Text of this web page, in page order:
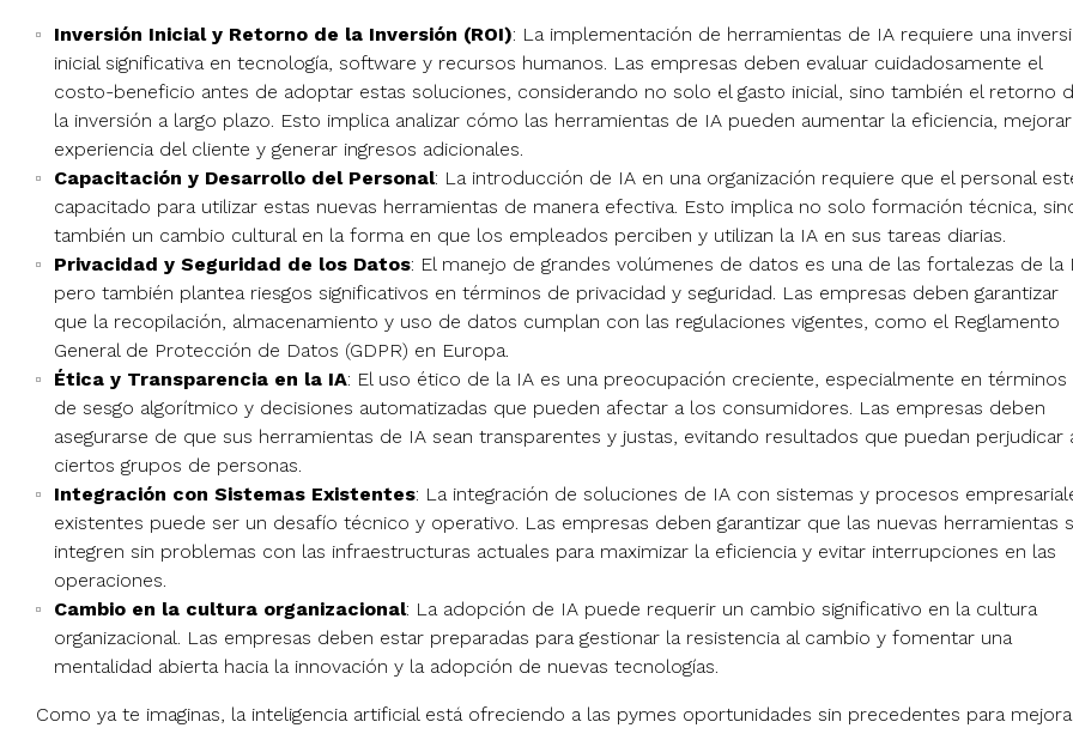
Inversión Inicial y Retorno de la Inversión (ROI): La implementación de herramientas de IA requiere una
inicial significativa en tecnología, software y recursos humanos. Las empresas deben evaluar cuidadosamente el
costo-beneficio antes de adoptar estas soluciones, considerando no solo el gasto inicial, sino también el retorno
la inversión a largo plazo. Esto implica analizar cómo las herramientas de IA pueden aumentar la eficiencia,
experiencia del cliente y generar ingresos adicionales.
Capacitación y Desarrollo del Personal: La introducción de IA en una organización requiere que el personal
capacitado para utilizar estas nuevas herramientas de manera efectiva. Esto implica no solo formación técnica,
también un cambio cultural en la forma en que los empleados perciben y utilizan la IA en sus tareas diarias.
Privacidad y Seguridad de los Datos: El manejo de grandes volúmenes de datos es una de las fortalezas de la
pero también plantea riesgos significativos en términos de privacidad y seguridad. Las empresas deben garantizar
que la recopilación, almacenamiento y uso de datos cumplan con las regulaciones vigentes, como el Reglamento
General de Protección de Datos (GDPR) en Europa.
Ética y Transparencia en la IA: El uso ético de la IA es una preocupación creciente, especialmente en términos
de sesgo algorítmico y decisiones automatizadas que pueden afectar a los consumidores. Las empresas deben
asegurarse de que sus herramientas de IA sean transparentes y justas, evitando resultados que puedan perjudicar
ciertos grupos de personas.
Integración con Sistemas Existentes: La integración de soluciones de IA con sistemas y procesos
existentes puede ser un desafío técnico y operativo. Las empresas deben garantizar que las nuevas herramientas
integren sin problemas con las infraestructuras actuales para maximizar la eficiencia y evitar interrupciones en las
operaciones.
Cambio en la cultura organizacional: La adopción de IA puede requerir un cambio significativo en la cultura
organizacional. Las empresas deben estar preparadas para gestionar la resistencia al cambio y fomentar una
mentalidad abierta hacia la innovación y la adopción de nuevas tecnologías.
Como ya te imaginas, la inteligencia artificial está ofreciendo a las pymes oportunidades sin precedentes para